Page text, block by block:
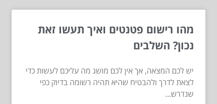
מהו רישום פטנטים ואיך תעשו זאת
נכון? השלבים
יש לכם המצאה, אך אין לכם מושג מה עליכם לעשות כדי
לצאת לדרך ולהבטיח שהיא תהיה רשומה בדיוק כפי
שנדרש...